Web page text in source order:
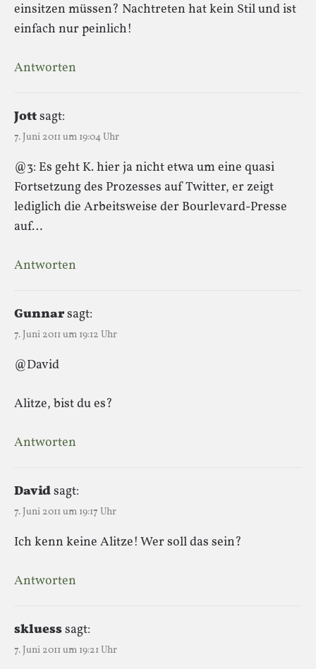
einsitzen müssen? Nachtreten hat kein Stil und ist
einfach nur peinlich!
Antworten
Jottsagt:
7. Juni 2011 um 19:04 Uhr
@3: Es geht K. hier ja nicht etwa um eine quasi
Fortsetzung des Prozesses auf Twitter, er zeigt
lediglich die Arbeitsweise der Bourlevard-Presse
auf…
Antworten
Gunnarsagt:
7. Juni 2011 um 19:12 Uhr
@David
Alitze, bist du es?
Antworten
Davidsagt:
7. Juni 2011 um 19:17 Uhr
Ich kenn keine Alitze! Wer soll das sein?
Antworten
skluesssagt:
7. Juni 2011 um 19:21 Uhr